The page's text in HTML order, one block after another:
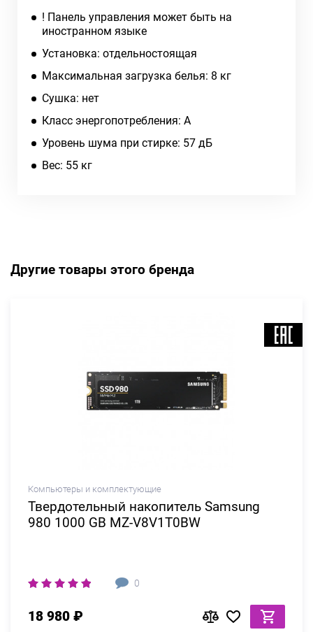
! Панель управления может быть на
иностранном языке
Установка: отдельностоящая
Максимальная загрузка белья: 8 кг
Сушка: нет
Класс энергопотребления: A
Уровень шума при стирке: 57 дБ
Вес: 55 кг
Другие товары этого бренда
Компьютеры и комплектующие
Твердотельный накопитель Samsung
980 1000 GB MZ-V8V1T0BW
0
18 980 ₽